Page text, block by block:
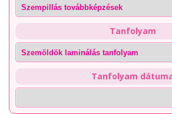
Tanfolyam
Tanfolyam